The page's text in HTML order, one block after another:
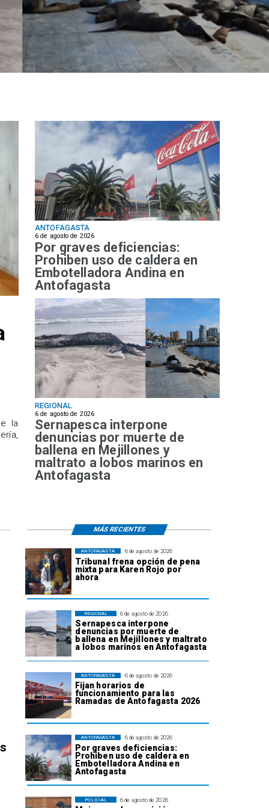
la
ANTOFAGASTA
6 de agosto de 2026
Por graves deficiencias:
Prohiben uso de caldera en
Embotelladora Andina en
Antofagasta
REGIONAL
6 de agosto de 2026
Sernapesca interpone
denuncias por muerte de
ballena en Mejillones y
maltrato a lobos marinos en
Antofagasta
6 de agosto de 2026
Tribunal frena opción de pena
mixta para Karen Rojo por
ahora
ANTOFAGASTA
6 de agosto de 2026
Sernapesca interpone
denuncias por muerte de
ballena en Mejillones y maltrato
a lobos marinos en Antofagasta
REGIONAL
6 de agosto de 2026
Fijan horarios de
funcionamiento para las
Ramadas de Antofagasta 2026
ANTOFAGASTA
6 de agosto de 2026
Por graves deficiencias:
Prohiben uso de caldera en
Embotelladora Andina en
Antofagasta
ANTOFAGASTA
6 de agosto de 2026
POLICIAL
MÁS RECIENTES